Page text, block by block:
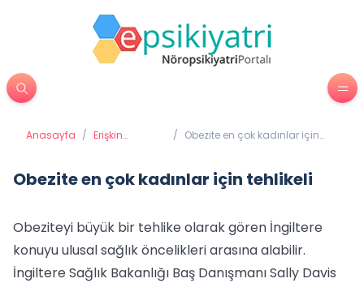
Anasayfa / Erişkin
/ Obezite en çok kadınlar için
Obezite en çok kadınlar için tehlikeli
Obeziteyi büyük bir tehlike olarak gören İngiltere
konuyu ulusal sağlık öncelikleri arasına alabilir.
İngiltere Sağlık Bakanlığı Baş Danışmanı Sally Davis